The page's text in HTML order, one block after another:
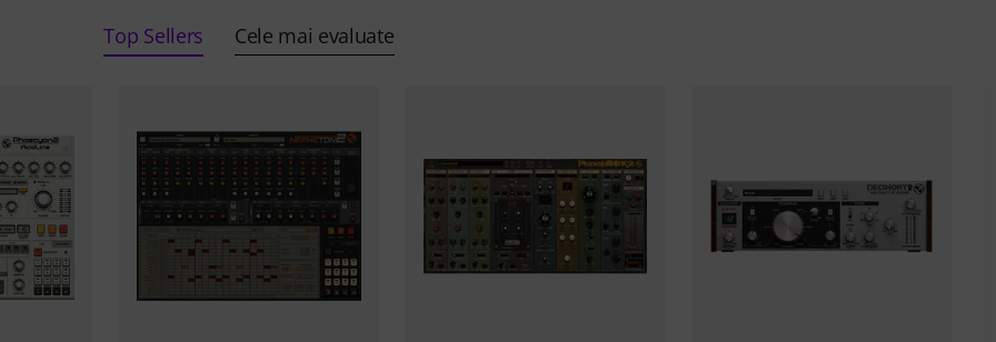
Top Sellers Cele mai evaluate